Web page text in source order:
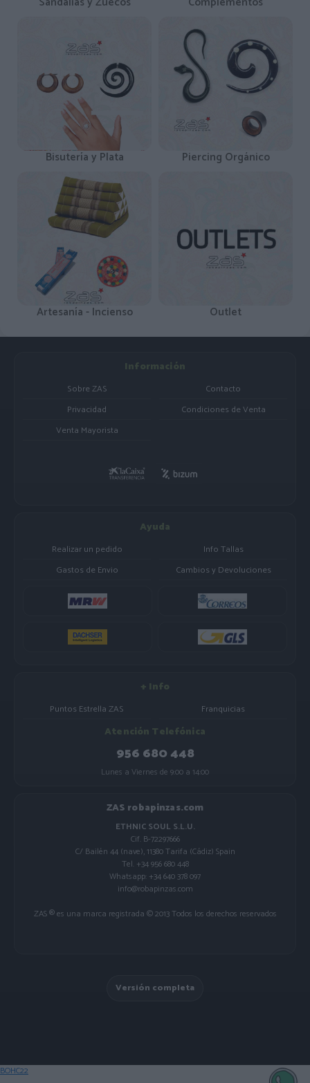
Bisutería y Plata Piercing Orgánico
Artesanía - Incienso Outlet
Información
Sobre ZAS
Contacto
Privacidad
Condiciones de Venta
Venta Mayorista
Ayuda
Realizar un pedido
Info Tallas
Gastos de Envio
Cambios y Devoluciones
+ Info
Puntos Estrella ZAS Franquicias
Atención Telefónica
956 680 448
Lunes a Viernes de 9:00 a 14:00
ZAS robapinzas.com
ETHNIC SOUL S.L.U.
Cif. B-72297666
C/ Bailén 44 (nave), 11380 Tarifa (Cádiz) Spain
Tel. +34 956 680 448
Whatsapp: +34 640 378 097
info@robapinzas.com
ZAS ® es una marca registrada © 2013 Todos los derechos reservados
Versión completa
BOHC22